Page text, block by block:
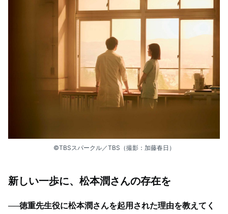
©TBSスパークル／TBS（撮影：加藤春日）
新しい一歩に、松本潤さんの存在を
──徳重先生役に松本潤さんを起用された理由を教えてく